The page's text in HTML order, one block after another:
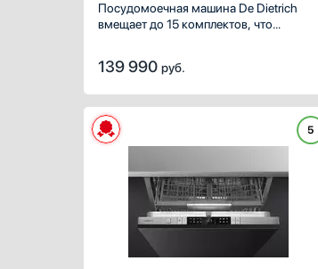
Посудомоечная машина De Dietrich
вмещает до 15 комплектов, что
человек. Благодаря конденсационной
кружки и приборы без скопления воды
на них.
139 990 руб.
5